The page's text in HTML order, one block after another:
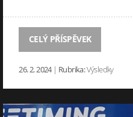
CELÝ PŘÍSPĚVEK
26. 2. 2024 | Rubrika:Výsledky